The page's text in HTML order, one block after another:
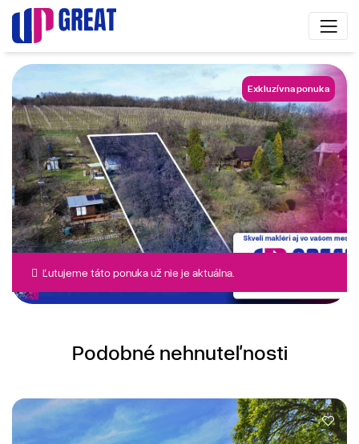
Exkluzívna ponuka
Ľutujeme táto ponuka už nie je aktuálna.
Podobné nehnuteľnosti